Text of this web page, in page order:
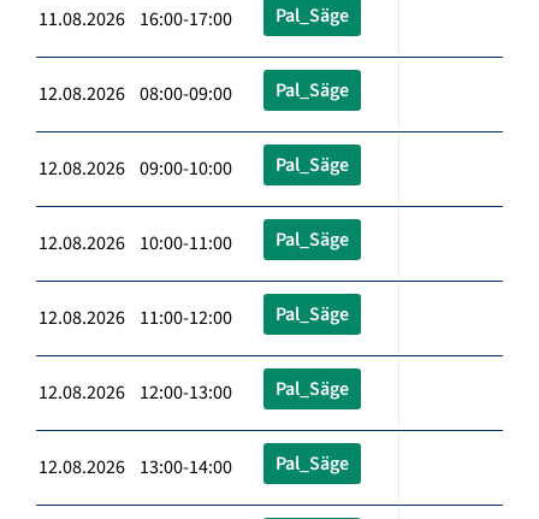
11.08.2026 16:00-17:00 Pal_Säge
12.08.2026 08:00-09:00 Pal_Säge
12.08.2026 09:00-10:00 Pal_Säge
12.08.2026 10:00-11:00 Pal_Säge
12.08.2026 11:00-12:00 Pal_Säge
12.08.2026 12:00-13:00 Pal_Säge
12.08.2026 13:00-14:00 Pal_Säge